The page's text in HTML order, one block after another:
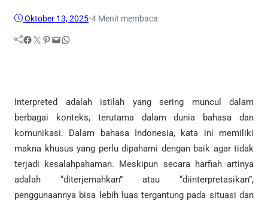
Oktober 13, 2025•4 Menit membaca
Facebook Twitter Pinterest Mail WhatsApp
Interpreted adalah istilah yang sering muncul dalam
berbagai konteks, terutama dalam dunia bahasa dan
komunikasi. Dalam bahasa Indonesia, kata ini memiliki
makna khusus yang perlu dipahami dengan baik agar tidak
terjadi kesalahpahaman. Meskipun secara harfiah artinya
adalah “diterjemahkan” atau “diinterpretasikan”,
penggunaannya bisa lebih luas tergantung pada situasi dan